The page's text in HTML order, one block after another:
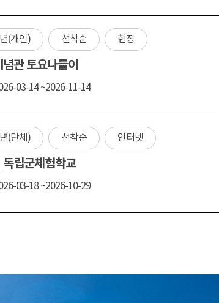
(개인) 선착순 현장
관 토요나들이
03-14 ~2026-11-14
(단체) 선착순 인터넷
독립군체험학교
03-18 ~2026-10-29